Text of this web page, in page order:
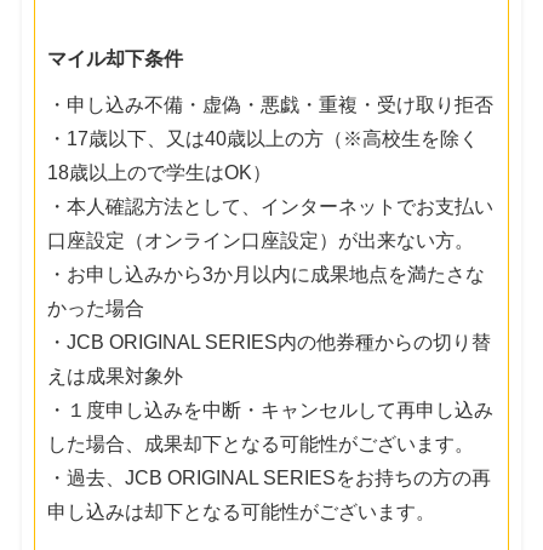
マイル却下条件
・申し込み不備・虚偽・悪戯・重複・受け取り拒否
・17歳以下、又は40歳以上の方（※高校生を除く
18歳以上ので学生はOK）
・本人確認方法として、インターネットでお支払い
口座設定（オンライン口座設定）が出来ない方。
・お申し込みから3か月以内に成果地点を満たさな
かった場合
・JCB ORIGINAL SERIES内の他券種からの切り替
えは成果対象外
・１度申し込みを中断・キャンセルして再申し込み
した場合、成果却下となる可能性がございます。
・過去、JCB ORIGINAL SERIESをお持ちの方の再
申し込みは却下となる可能性がございます。